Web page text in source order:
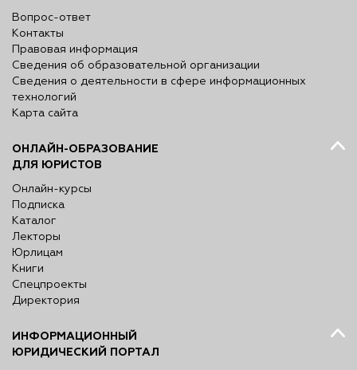
Вопрос-ответ
Контакты
Правовая информация
Сведения об образовательной организации
Сведения о деятельности в сфере информационных
технологий
Карта сайта
ОНЛАЙН-ОБРАЗОВАНИЕ
ДЛЯ ЮРИСТОВ
Онлайн-курсы
Подписка
Каталог
Лекторы
Юрлицам
Книги
Спецпроекты
Директория
ИНФОРМАЦИОННЫЙ
ЮРИДИЧЕСКИЙ ПОРТАЛ